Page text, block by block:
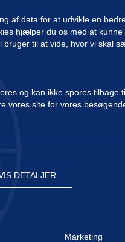
i Warszawa, Polen den 17.
af data for at udvikle en
hjælper du os med at kunne
bruger til at vide, hvor vi skal
og kan ikke spores tilbage
vores site for vores
DETALJER
Marketing